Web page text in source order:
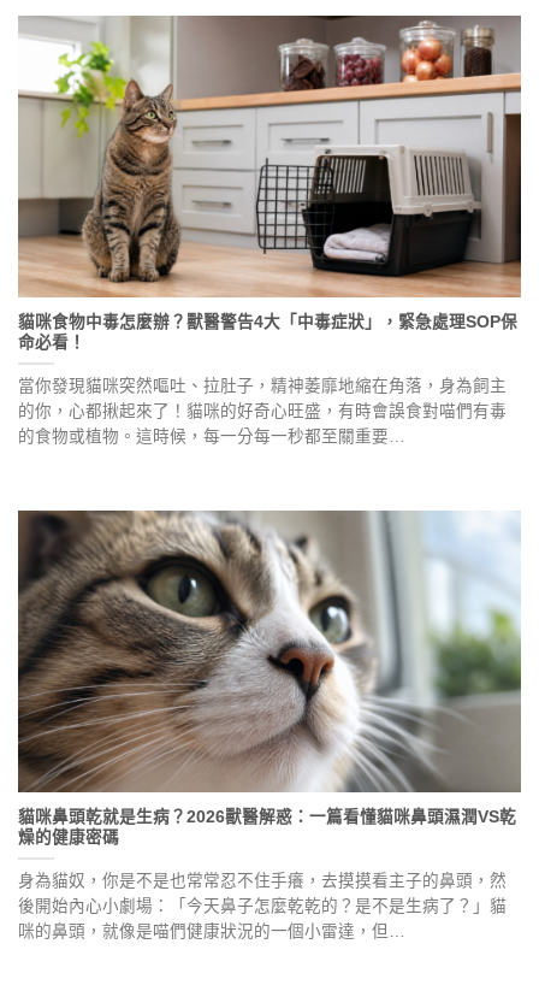
貓咪食物中毒怎麼辦？獸醫警告4大「中毒症狀」，緊急處理SOP保
命必看！
當你發現貓咪突然嘔吐、拉肚子，精神萎靡地縮在角落，身為飼主
的你，心都揪起來了！貓咪的好奇心旺盛，有時會誤食對喵們有毒
的食物或植物。這時候，每一分每一秒都至關重要…
貓咪鼻頭乾就是生病？2026獸醫解惑：一篇看懂貓咪鼻頭濕潤VS乾
燥的健康密碼
身為貓奴，你是不是也常常忍不住手癢，去摸摸看主子的鼻頭，然
後開始內心小劇場：「今天鼻子怎麼乾乾的？是不是生病了？」貓
咪的鼻頭，就像是喵們健康狀況的一個小雷達，但…